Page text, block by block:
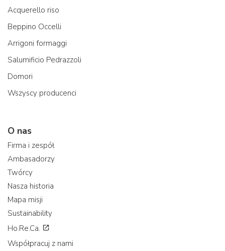
Acquerello riso
Beppino Occelli
Arrigoni formaggi
Salumificio Pedrazzoli
Domori
Wszyscy producenci
O nas
Firma i zespół
Ambasadorzy
Twórcy
Nasza historia
Mapa misji
Sustainability
Ho.Re.Ca.
Współpracuj z nami